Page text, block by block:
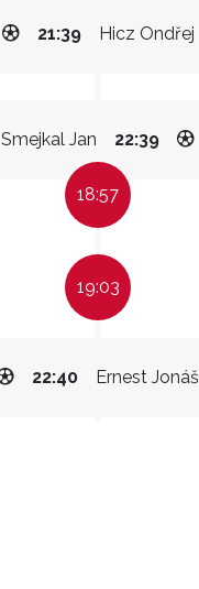
Hicz Ondřej
21:39
Smejkal Jan 22:39
18:57
19:03
Ernest Jonáš
22:40